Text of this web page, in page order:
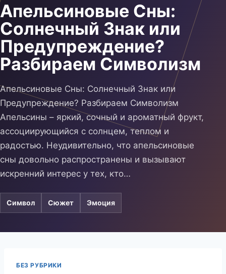
Апельсиновые Сны:
Солнечный Знак или
Предупреждение?
Разбираем Символизм
Апельсиновые Сны: Солнечный Знак или
Предупреждение? Разбираем Символизм
Апельсины – яркий, сочный и ароматный фрукт,
ассоциирующийся с солнцем, теплом и
радостью. Неудивительно, что апельсиновые
сны довольно распространены и вызывают
искренний интерес у тех, кто…
Символ Сюжет Эмоция
БЕЗ РУБРИКИ